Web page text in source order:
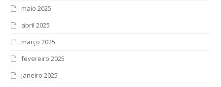
maio 2025
abril 2025
março 2025
fevereiro 2025
janeiro 2025